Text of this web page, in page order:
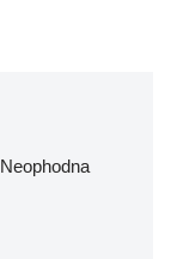
Neophodna